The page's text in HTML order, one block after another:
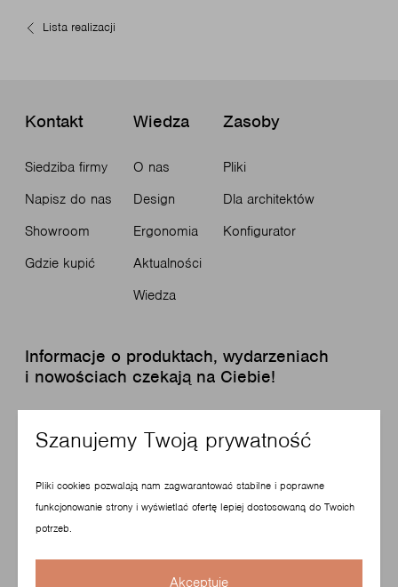
Lista realizacji
Kontakt
Siedziba firmy
Napisz do nas
Showroom
Gdzie kupić
Wiedza
O nas
Design
Ergonomia
Aktualności
Wiedza
Zasoby
Pliki
Dla architektów
Konfigurator
Informacje o produktach, wydarzeniach
i nowościach czekają na Ciebie!
Zapisz się do newslettera
Design and Technology - VISUAL
Szanujemy Twoją prywatność
Pliki cookies pozwalają nam zagwarantować stabilne i poprawne
funkcjonowanie strony i wyświetlać ofertę lepiej dostosowaną do Twoich
potrzeb.
Akceptuję